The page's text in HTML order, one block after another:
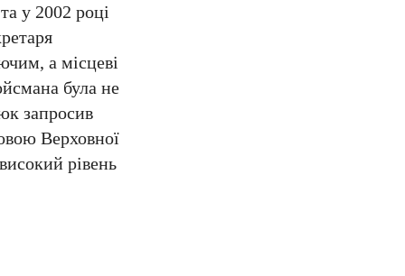
у 2002 році
а місцеві
була не
запросив
Верховної
рівень